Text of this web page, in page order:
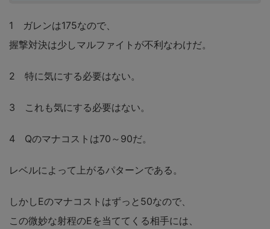
1 ガレンは175なので、
握撃対決は少しマルファイトが不利なわけだ。
2 特に気にする必要はない。
3 これも気にする必要はない。
4 Qのマナコストは70～90だ。
レベルによって上がるパターンである。
しかしEのマナコストはずっと50なので、
この微妙な射程のEを当ててくる相手には、